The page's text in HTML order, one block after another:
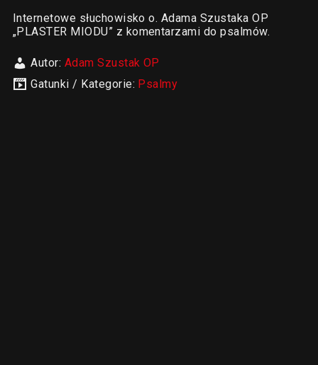
Internetowe słuchowisko o. Adama Szustaka OP
„PLASTER MIODU” z komentarzami do psalmów.
Autor: Adam Szustak OP
Gatunki / Kategorie: Psalmy